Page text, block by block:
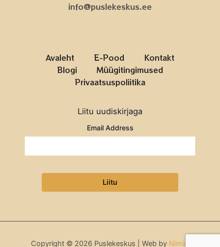
info@puslekeskus.ee
Avaleht E-Pood
Kontakt
Blogi
Müügitingimused
Privaatsuspoliitika
Liitu uudiskirjaga
Email Address
Copyright © 2026 Puslekeskus | Web by Nimini